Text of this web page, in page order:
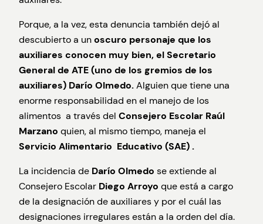
Porque, a la vez, esta denuncia también dejó al
descubierto a unoscuro personaje que los
auxiliares conocen muy bien, el Secretario
General de ATE (uno de los gremios de los
auxiliares) Darío Olmedo.Alguien que tiene una
enorme responsabilidad en el manejo de los
alimentos a través del Consejero Escolar Raúl
Marzano quien, al mismo tiempo, maneja el
Servicio Alimentario Educativo (SAE) .
La incidencia de Darío Olmedo se extiende al
Consejero Escolar Diego Arroyo que está a cargo
de la designación de auxiliares y por el cuál las
designaciones irregulares están a la orden del día.